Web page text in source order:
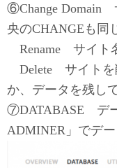
⑥Change Domain
央のCHANGEも同
Rename サイト
Delete サイトを
か、データを残し
⑦DATABASE デ
ADMINER」でデ